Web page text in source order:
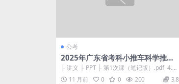
公考
2025年广东省考科小推车科学推理
刷题
├ 讲义 ├ PPT ├ 第1次课（笔记版）.pdf 4.75
M ├ 第2次课...
11 月前 0 0 200 3.8